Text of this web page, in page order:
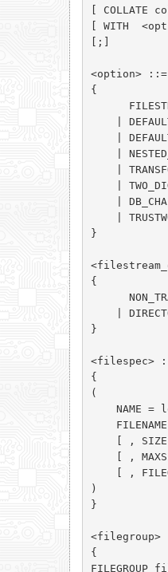
[ COLLATE
[ WITH
[;]
<option> ::=
{
|
|
}
{
}
<filespec>
{
(
NAME =
[ , SIZE
[ ,
[ ,
)
}
<filegroup>
{
FILEGROUP